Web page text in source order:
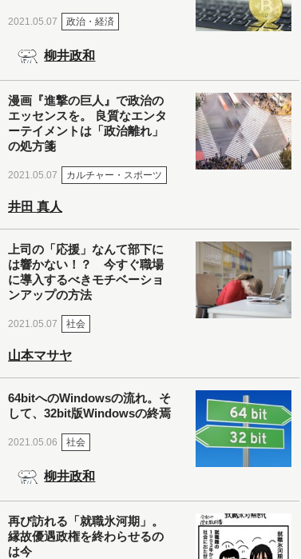
2021.05.07 政治・経済
柳井政和
漫画『進撃の巨人』で政治の
エッセンスを。 良質なエンタ
ーテイメントは「政治離れ」
の処方箋
2021.05.07 カルチャー・スポーツ
井田 真人
上司の「応援」なんて部下に
は響かない！？ 今すぐ職場
に導入するべきモチベーショ
ンアップの方法
2021.05.07 社会
山本マサヤ
64bitへのWindowsの流れ。そ
して、32bit版Windowsの終焉
2021.05.06 社会
柳井政和
再び訪れる「就職氷河期」。
縁故優遇政権を終わらせるの
は今